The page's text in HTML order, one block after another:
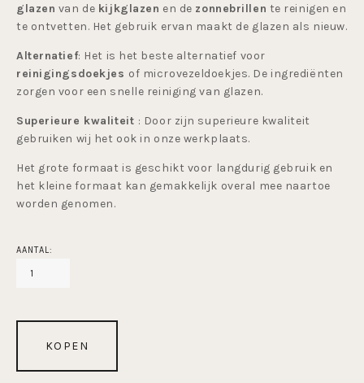
glazen van de kijkglazen en de zonnebrillen te reinigen en
te ontvetten. Het gebruik ervan maakt de glazen als nieuw.
Alternatief
reinigingsdoekjes of microvezeldoekjes. De ingrediënten
zorgen voor een snelle reiniging van glazen.
Superieure kwaliteit : Door zijn superieure kwaliteit
gebruiken wij het ook in onze werkplaats.
Het grote formaat is geschikt voor langdurig gebruik en
het kleine formaat kan gemakkelijk overal mee naartoe
worden genomen.
AANTAL:
KOPEN